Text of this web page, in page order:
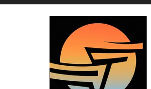
Aller